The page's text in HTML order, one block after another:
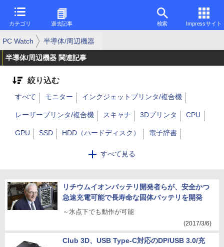
カテゴリ 過去記事 検索 Impressサイト
PC Watch 半導体/周辺機器
半導体/周辺機器 関連記事
絞り込む
すべて見る
すべて モニター インクジェットプリンタ/複合機
レーザープリンタ/複合機 スキャナ 3Dプリンタ CPU
GPU SSD HDD（ハードディスク） 電子辞書
自作PCパーツ アクセサリ
スマートウォッチ デスク チェア カバン/バッグ 収納
その他
リチウムイオンバッテリ開発者らが、安全かつ
急速充電可能で長寿命な固体バッテリを開発
～氷点下でも動作が可能
(2017/3/6)
Club 3D、USB Type-C対応のDP/USB 3.0/充